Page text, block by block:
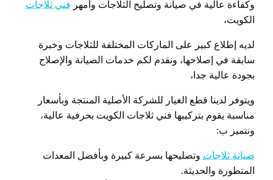
وكفاءة عالية في صيانة وتصليح الثلاجات وأمهر فني ثلاجات
الكويت،
لديه إطلاع كبير على الماركات المختلفة للثلاجات وخبرة
سابقة في إصلاحها، ونقدم لكم خدمات الصيانة والإصلاح
بجودة عالية جدا،
ويتوفر لدينا قطع الغيار للشركة الأصلية المنتجة وبأسعار
مناسبة يقوم بتركيبها فني ثلاجات الكويت بحرفية عالية،
ونتميز ب:
صيانة ثلاجات وتصليحها بسرعة كبيرة وبأفضل المعدات
المتطورة والحديثة.